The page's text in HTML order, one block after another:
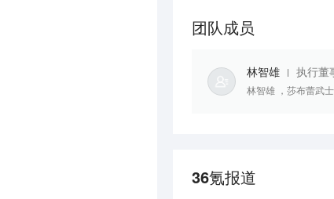
团队成员
林智雄 执行董
林智雄 ，莎布蕾武
36氪报道